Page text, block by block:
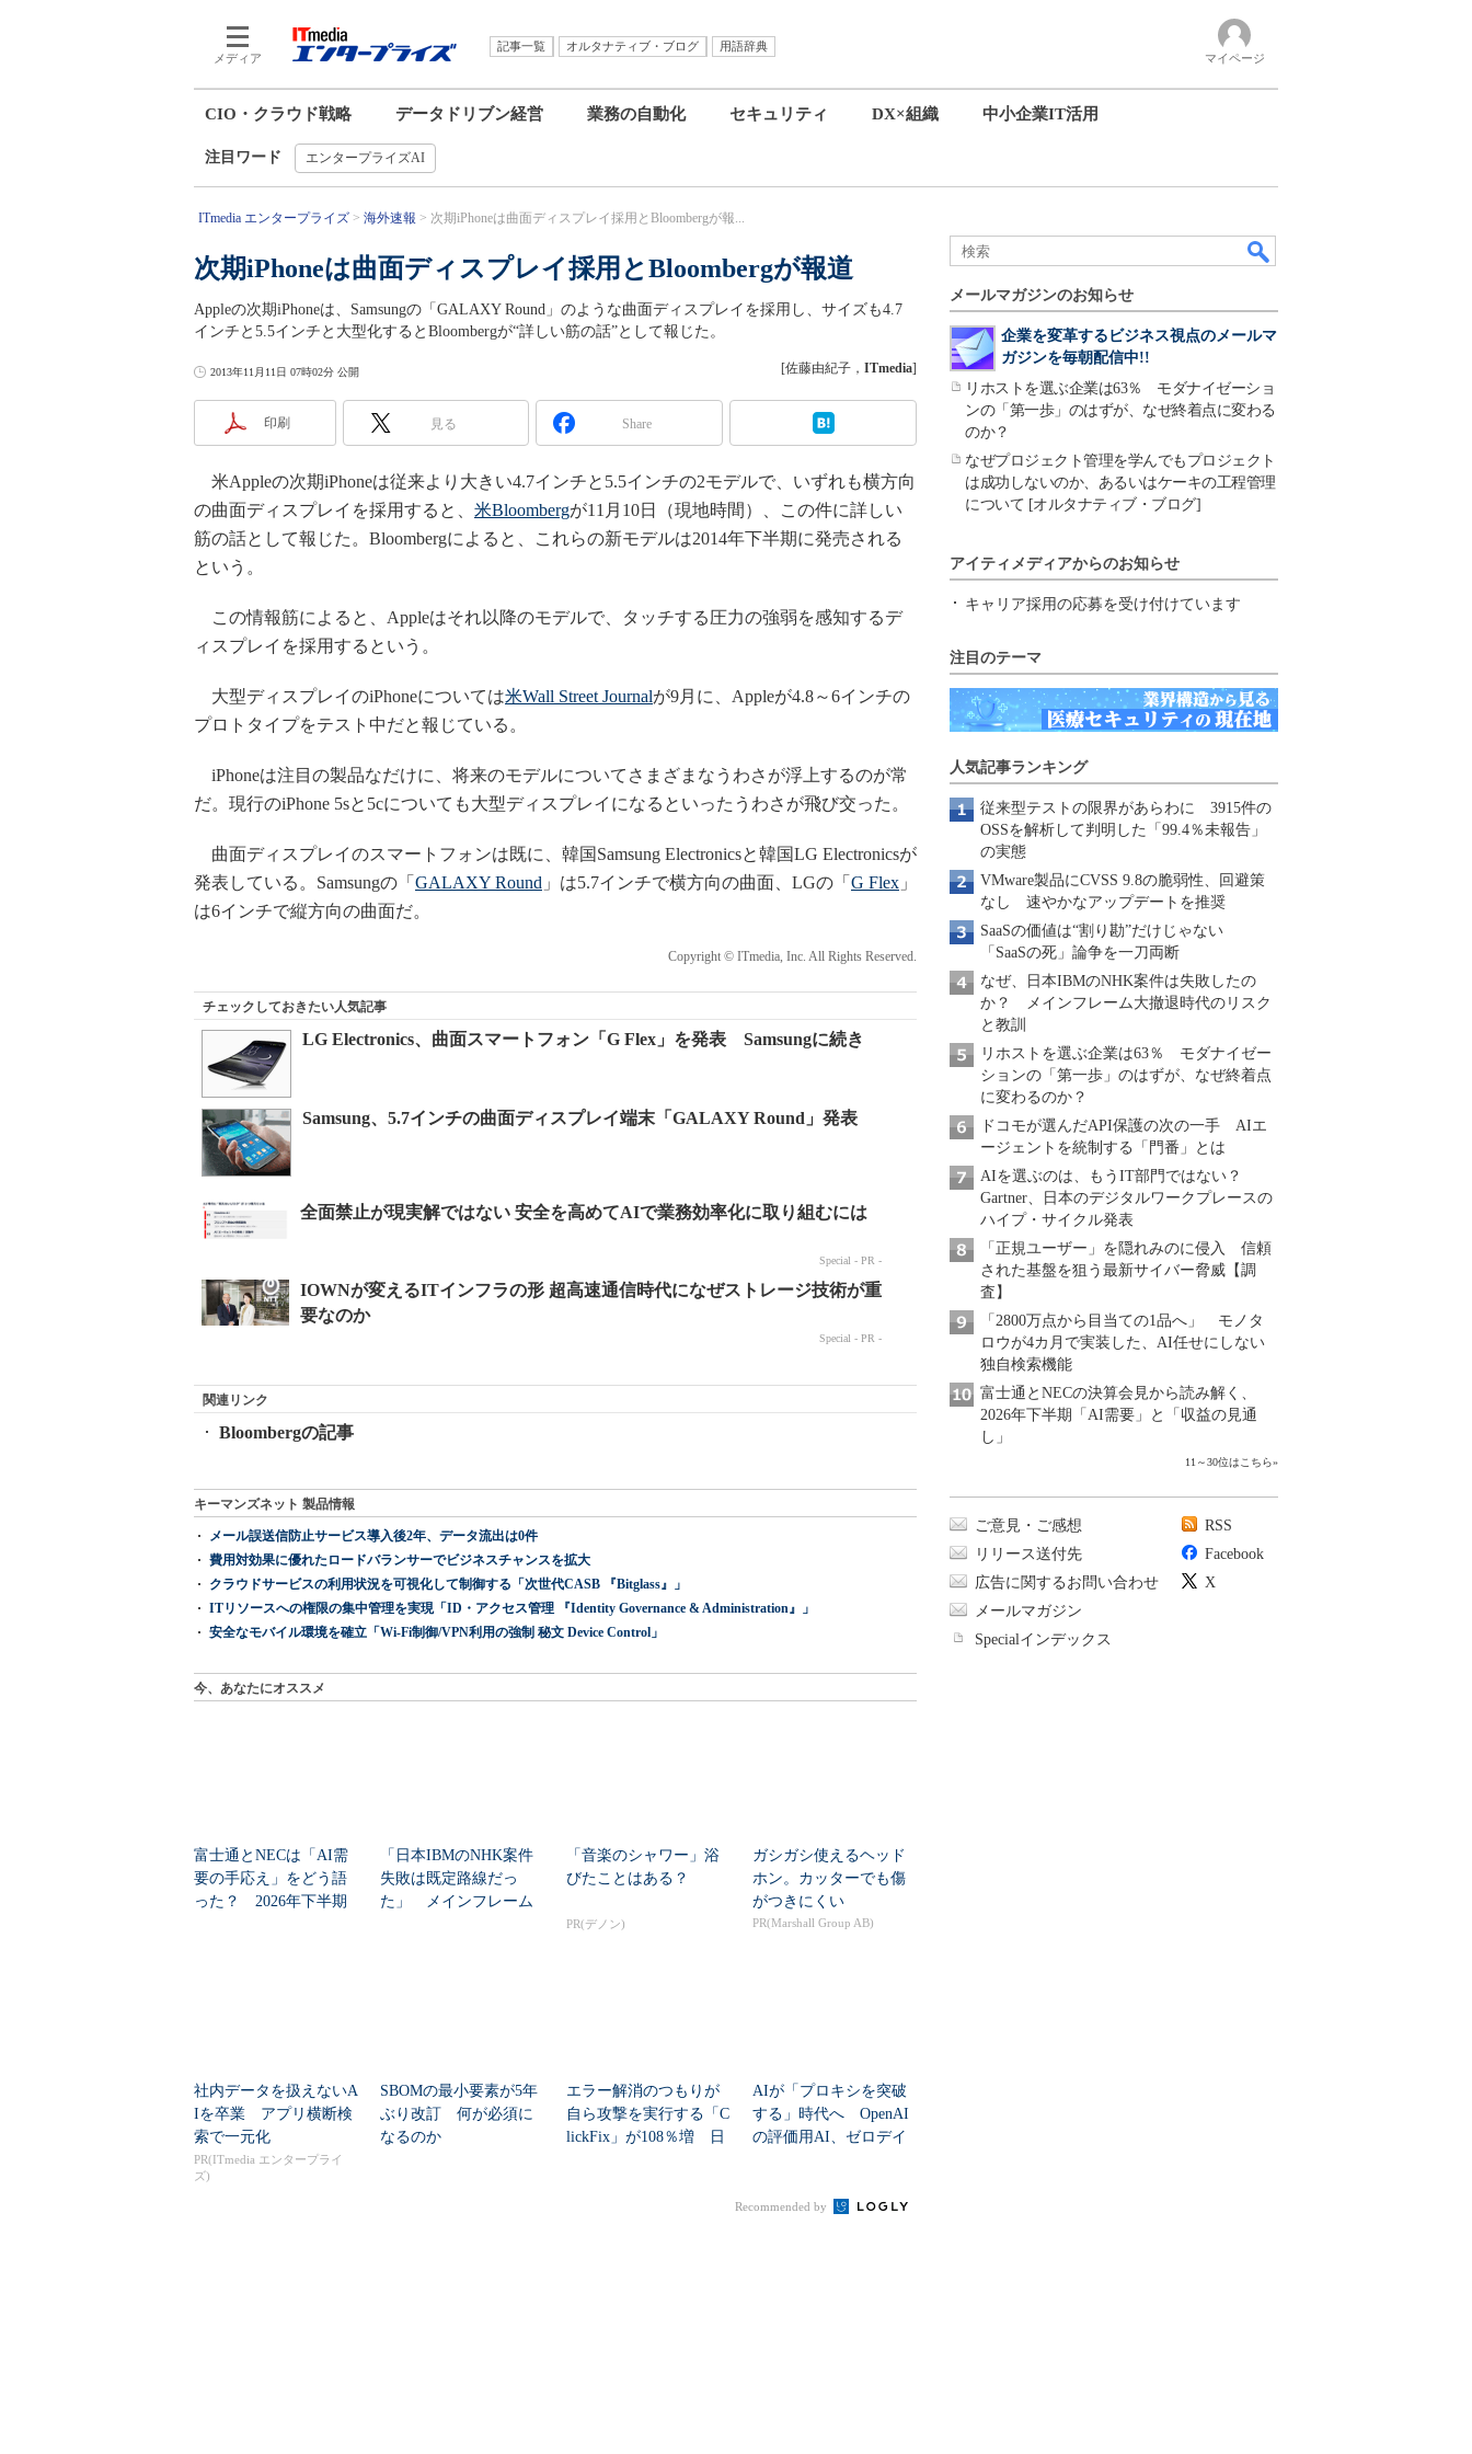
メディア
記事一覧 オルタナティブ・ブログ
用語辞典
マイページ
CIO・クラウド戦略 データドリブン経営 業務の自動化 セキュリティ DX×組織 中小企業IT活用
注目ワード エンタープライズAI
ITmedia エンタープライズ 海外速報 次期iPhoneは曲面ディスプレイ採用とBloombergが報...
次期iPhoneは曲面ディスプレイ採用とBloombergが報道
Appleの次期iPhoneは、Samsungの「GALAXY Round」のような曲面ディスプレイを採用し、サイズも4.7
インチと5.5インチと大型化するとBloombergが“詳しい筋の話”として報じた。
2013年11月11日 07時02分 公開 [佐藤由紀子， ITmedia]
印刷 見る Share
米Appleの次期iPhoneは従来より大きい4.7インチと5.5インチの2モデルで、いずれも横方向
の曲面ディスプレイを採用すると、 米Bloombergが11月10日（現地時間）、この件に詳しい
筋の話として報じた。Bloombergによると、これらの新モデルは2014年下半期に発売される
という。
この情報筋によると、Appleはそれ以降のモデルで、タッチする圧力の強弱を感知するデ
ィスプレイを採用するという。
大型ディスプレイのiPhoneについては米Wall Street Journalが9月に、Appleが4.8～6インチの
プロトタイプをテスト中だと報じている。
iPhoneは注目の製品なだけに、将来のモデルについてさまざまなうわさが浮上するのが常
だ。現行のiPhone 5sと5cについても大型ディスプレイになるといったうわさが飛び交った。
曲面ディスプレイのスマートフォンは既に、韓国Samsung Electronicsと韓国LG Electronicsが
発表している。Samsungの「 GALAXY Round 」は5.7インチで横方向の曲面、LGの「 G Flex 」
は6インチで縦方向の曲面だ。
Copyright © ITmedia, Inc. All Rights Reserved.
チェックしておきたい人気記事
LG Electronics、曲面スマートフォン「G Flex」を発表 Samsungに続き
Samsung、5.7インチの曲面ディスプレイ端末「GALAXY Round」発表
関連リンク
Bloombergの記事
キーマンズネット 製品情報
メール誤送信防止サービス導入後2年、データ流出は0件
費用対効果に優れたロードバランサーでビジネスチャンスを拡大
クラウドサービスの利用状況を可視化して制御する「次世代CASB 『Bitglass』」
ITリソースへの権限の集中管理を実現「ID・アクセス管理 『Identity Governance & Administration』」
安全なモバイル環境を確立「Wi-Fi制御/VPN利用の強制 秘文 Device Control」
今、あなたにオススメ
富士通とNECは「AI需
要の手応え」をどう語
った？ 2026年下半期
「日本IBMのNHK案件
失敗は既定路線だっ
た」 メインフレーム
「音楽のシャワー」浴
びたことはある？
PR(デノン)
ガシガシ使えるヘッド
ホン。カッターでも傷
がつきにくい
PR(Marshall Group AB)
社内データを扱えないA
Iを卒業 アプリ横断検
索で一元化
PR(ITmedia エンタープライ
ズ)
SBOMの最小要素が5年
ぶり改訂 何が必須に
なるのか
エラー解消のつもりが
自ら攻撃を実行する「C
lickFix」が108％増 日
AIが「プロキシを突破
する」時代へ OpenAI
の評価用AI、ゼロデイ
Recommended by
メールマガジンのお知らせ
企業を変革するビジネス視点のメールマ
ガジンを毎朝配信中!!
リホストを選ぶ企業は63％ モダナイゼーショ
ンの「第一歩」のはずが、なぜ終着点に変わる
のか？
なぜプロジェクト管理を学んでもプロジェクト
は成功しないのか、あるいはケーキの工程管理
について [オルタナティブ・ブログ]
アイティメディアからのお知らせ
キャリア採用の応募を受け付けています
注目のテーマ
人気記事ランキング
従来型テストの限界があらわに 3915件の
OSSを解析して判明した「99.4％未報告」
の実態
VMware製品にCVSS 9.8の脆弱性、回避策
なし 速やかなアップデートを推奨
SaaSの価値は“割り勘”だけじゃない
「SaaSの死」論争を一刀両断
なぜ、日本IBMのNHK案件は失敗したの
か？ メインフレーム大撤退時代のリスク
と教訓
リホストを選ぶ企業は63％ モダナイゼー
ションの「第一歩」のはずが、なぜ終着点
に変わるのか？
ドコモが選んだAPI保護の次の一手 AIエ
ージェントを統制する「門番」とは
AIを選ぶのは、もうIT部門ではない？
Gartner、日本のデジタルワークプレースの
ハイプ・サイクル発表
「正規ユーザー」を隠れみのに侵入 信頼
された基盤を狙う最新サイバー脅威【調
査】
「2800万点から目当ての1品へ」 モノタ
ロウが4カ月で実装した、AI任せにしない
独自検索機能
富士通とNECの決算会見から読み解く、
2026年下半期「AI需要」と「収益の見通
し」
11～30位はこちら»
ご意見・ご感想
リリース送付先
広告に関するお問い合わせ
メールマガジン
Specialインデックス
RSS
Facebook
X